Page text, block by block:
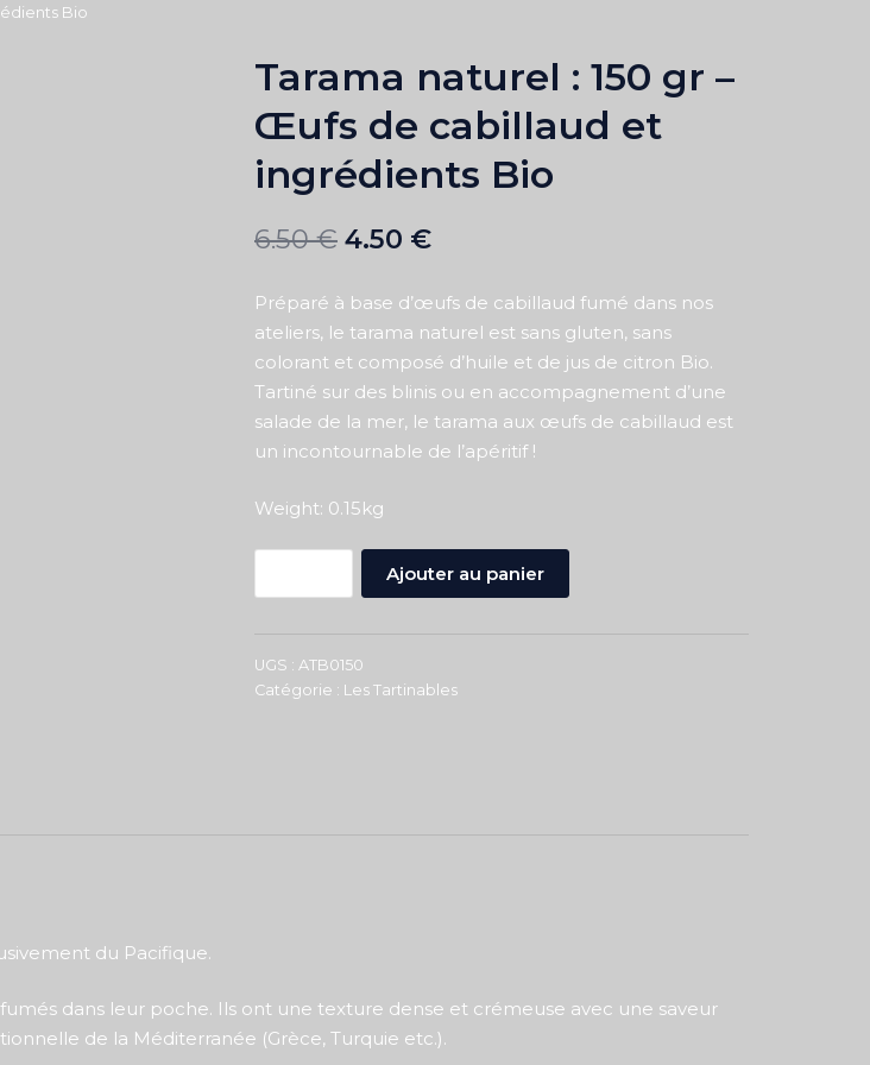
Bio
Tarama naturel : 150 gr –
Œufs de cabillaud et
ingrédients Bio
6.50€ 4.50 €
Préparé à base d’œufs de cabillaud fumé dans nos
ateliers, le tarama naturel est sans gluten, sans
colorant et composé d’huile et de jus de citron Bio.
Tartiné sur des blinis ou en accompagnement d’une
salade de la mer, le tarama aux œufs de cabillaud est
un incontournable de l’apéritif !
Weight: 0.15kg
Ajouter au panier
UGS : ATB0150
Catégorie : Les Tartinables
du Pacifique.
dans leur poche. Ils ont une texture dense et crémeuse avec une saveur
de la Méditerranée (Grèce, Turquie etc.).